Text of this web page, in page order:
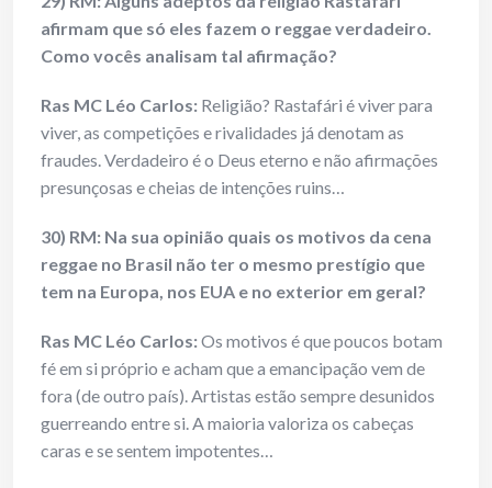
afirmam que só eles fazem o reggae verdadeiro.
Como vocês analisam tal afirmação?
Ras MC Léo Carlos: Religião? Rastafári é viver para
viver, as competições e rivalidades já denotam as
fraudes. Verdadeiro é o Deus eterno e não afirmações
presunçosas e cheias de intenções ruins…
30) RM: Na sua opinião quais os motivos da cena
reggae no Brasil não ter o mesmo prestígio que
tem na Europa, nos EUA e no exterior em geral?
Ras MC Léo Carlos:Os motivos é que poucos botam
fé em si próprio e acham que a emancipação vem de
fora (de outro país). Artistas estão sempre desunidos
guerreando entre si. A maioria valoriza os cabeças
caras e se sentem impotentes…